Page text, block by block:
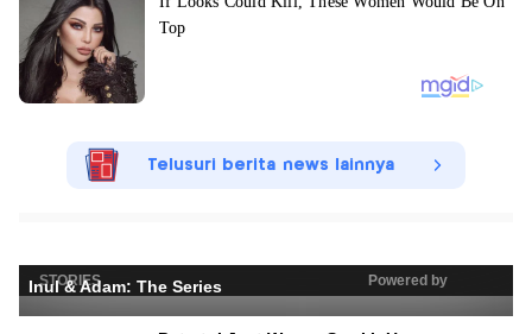
Telusuri berita news lainnya